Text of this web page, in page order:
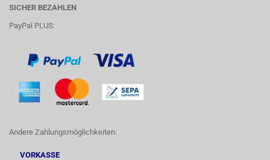
SICHER BEZAHLEN
PayPal PLUS:
Andere Zahlungsmöglichkeiten:
VORKASSE